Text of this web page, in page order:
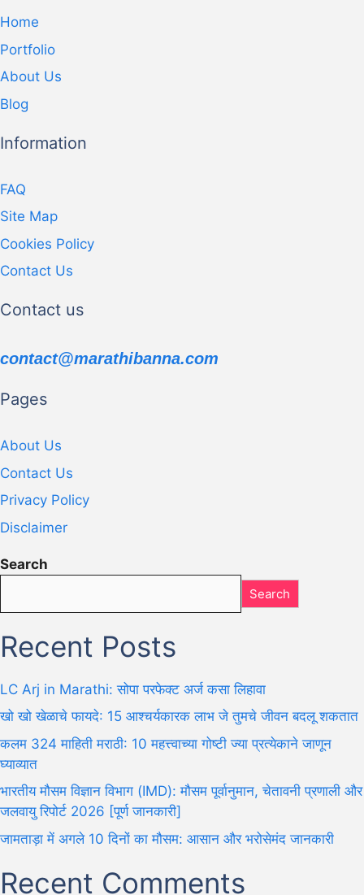
Home
Portfolio
About Us
Blog
Information
FAQ
Site Map
Cookies Policy
Contact Us
Contact us
contact@marathibanna.com
Pages
About Us
Contact Us
Privacy Policy
Disclaimer
Search
Search
Recent Posts
LC Arj in Marathi: सोपा परफेक्ट अर्ज कसा लिहावा
खो खो खेळाचे फायदे: 15 आश्चर्यकारक लाभ जे तुमचे जीवन बदलू शकतात
कलम 324 माहिती मराठी: 10 महत्त्वाच्या गोष्टी ज्या प्रत्येकाने जाणून
घ्याव्यात
भारतीय मौसम विज्ञान विभाग (IMD): मौसम पूर्वानुमान, चेतावनी प्रणाली और
जलवायु रिपोर्ट 2026 [पूर्ण जानकारी]
जामताड़ा में अगले 10 दिनों का मौसम: आसान और भरोसेमंद जानकारी
Recent Comments